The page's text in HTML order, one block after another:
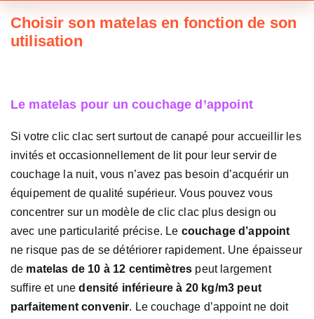
Choisir son matelas en fonction de son
utilisation
Le matelas pour un couchage d’appoint
Si votre clic clac sert surtout de canapé pour accueillir les
invités et occasionnellement de lit pour leur servir de
couchage la nuit, vous n’avez pas besoin d’acquérir un
équipement de qualité supérieur. Vous pouvez vous
concentrer sur un modèle de clic clac plus design ou
avec une particularité précise. Le couchage d’appoint
ne risque pas de se détériorer rapidement. Une épaisseur
de matelas de 10 à 12 centimètres peut largement
suffire et unedensité inférieure à 20 kg/m3 peut
parfaitement convenir. Le couchage d’appoint ne doit